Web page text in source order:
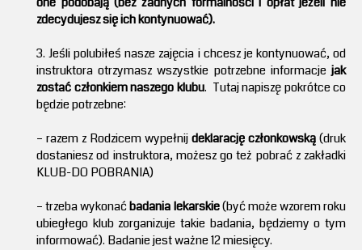
zdecydujesz się ich kontynuować).
3. Jeśli polubiłeś nasze zajęcia i chcesz je kontynuować, od
instruktora otrzymasz wszystkie potrzebne informacjejak
zostać członkiem naszego klubu. Tutaj napiszę pokrótce co
będzie potrzebne:
– razem z Rodzicem wypełnijdeklarację członkowską(druk
dostaniesz od instruktora, możesz go też pobrać z zakładki
KLUB-DO POBRANIA)
– trzeba wykonaćbadania lekarskie(być może wzorem roku
ubiegłego klub zorganizuje takie badania, będziemy o tym
informować). Badanie jest ważne 12 miesięcy.